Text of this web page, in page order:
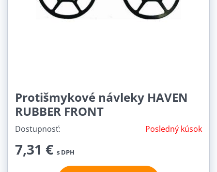
Protišmykové návleky HAVEN
RUBBER FRONT
Dostupnosť: Posledný kúsok
7,31 € s DPH